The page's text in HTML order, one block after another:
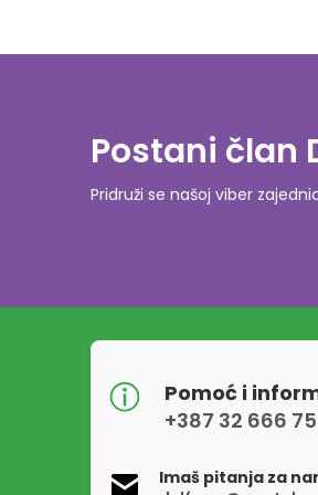
Postani član
Pridruži se našoj viber
Pomoć i
+387 32 666
Imaš pitanja za